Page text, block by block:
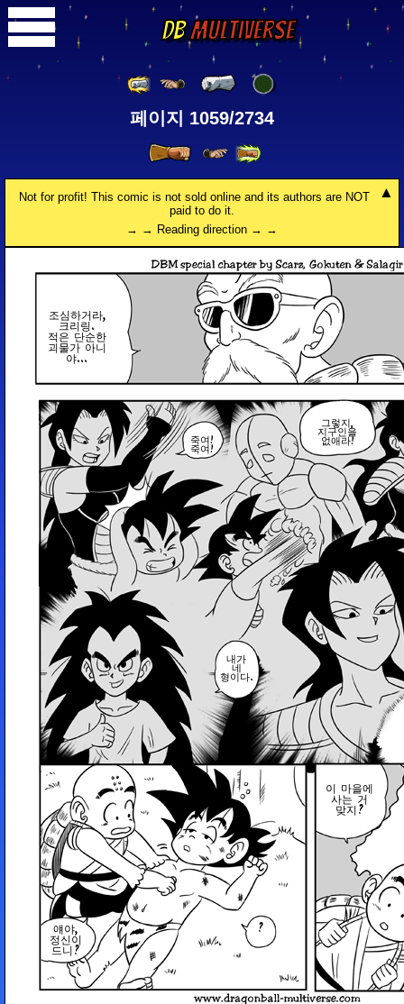
DBMultiverse
페이지 1059/2734
Not for profit! This comic is not sold online and its authors are NOT
paid to do it.
→ → Reading direction → →
조심하거라,
크리링.
적은 단순한
괴물가 아니
야...
죽여!
죽여!
그렇지,
지구인을
없애라!
내가
네
형이다.
얘야,
정신이
드니?
?
이 마을에
사는 거
맞지?